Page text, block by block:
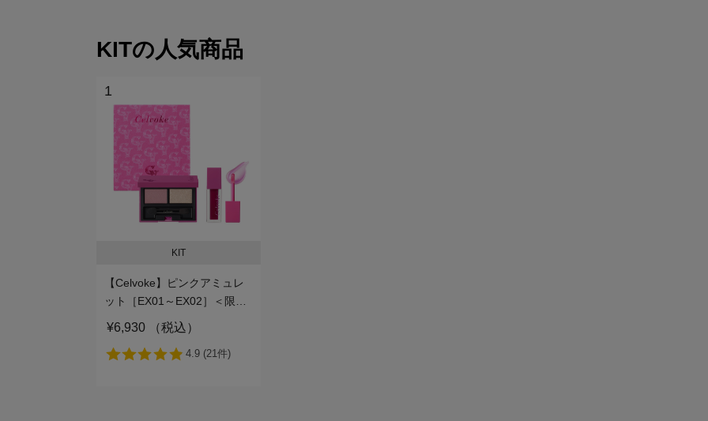
KITの人気商品
1
KIT
【Celvoke】ピンクアミュレ
ット［EX01～EX02］＜限定
¥6,930 （税込）